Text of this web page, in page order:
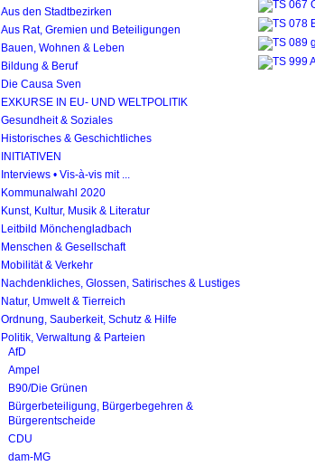
Aus den Stadtbezirken
Aus Rat, Gremien und Beteiligungen
Bauen, Wohnen & Leben
Bildung & Beruf
Die Causa Sven
EXKURSE IN EU- UND WELTPOLITIK
Gesundheit & Soziales
Historisches & Geschichtliches
INITIATIVEN
Interviews • Vis-à-vis mit ...
Kommunalwahl 2020
Kunst, Kultur, Musik & Literatur
Leitbild Mönchengladbach
Menschen & Gesellschaft
Mobilität & Verkehr
Nachdenkliches, Glossen, Satirisches & Lustiges
Natur, Umwelt & Tierreich
Ordnung, Sauberkeit, Schutz & Hilfe
Politik, Verwaltung & Parteien
AfD
Ampel
B90/Die Grünen
Bürgerbeteiligung, Bürgerbegehren &
Bürgerentscheide
CDU
dam-MG